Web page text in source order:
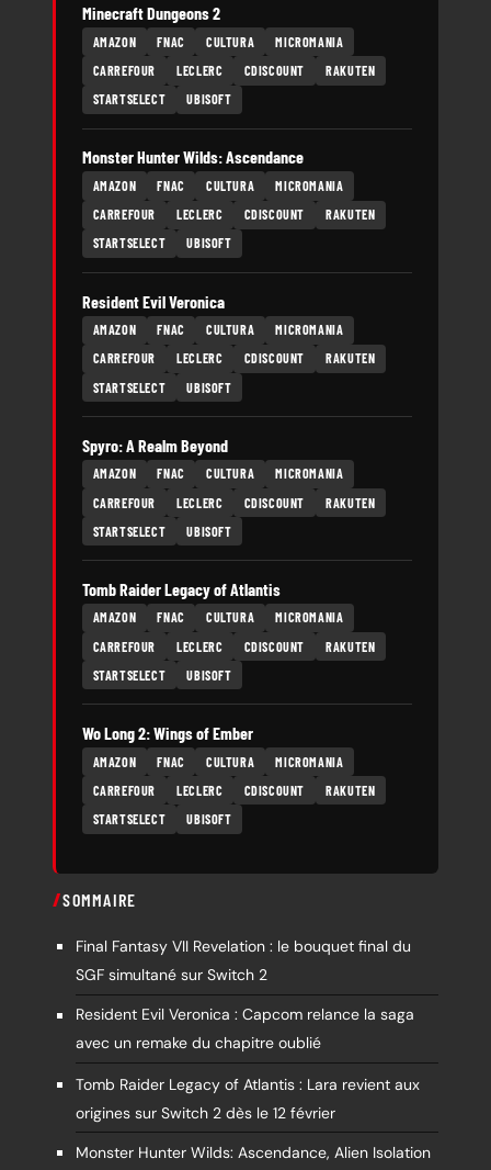
Minecraft Dungeons 2
AMAZON FNAC CULTURA
MICROMANIA
CARREFOUR
LECLERC CDISCOUNT
RAKUTEN
STARTSELECT
UBISOFT
Monster Hunter Wilds: Ascendance
AMAZON FNAC CULTURA
MICROMANIA
CARREFOUR
LECLERC CDISCOUNT
RAKUTEN
STARTSELECT
UBISOFT
Resident Evil Veronica
AMAZON FNAC CULTURA
MICROMANIA
CARREFOUR
LECLERC CDISCOUNT
RAKUTEN
STARTSELECT
UBISOFT
Spyro: A Realm Beyond
AMAZON FNAC CULTURA
MICROMANIA
CARREFOUR
LECLERC CDISCOUNT
RAKUTEN
STARTSELECT
UBISOFT
Tomb Raider Legacy of Atlantis
AMAZON FNAC CULTURA
MICROMANIA
CARREFOUR
LECLERC CDISCOUNT
RAKUTEN
STARTSELECT
UBISOFT
Wo Long 2: Wings of Ember
AMAZON FNAC CULTURA
MICROMANIA
CARREFOUR
LECLERC CDISCOUNT
RAKUTEN
STARTSELECT
UBISOFT
SOMMAIRE
Final Fantasy VII Revelation : le bouquet final du
SGF simultané sur Switch 2
Resident Evil Veronica : Capcom relance la saga
avec un remake du chapitre oublié
Tomb Raider Legacy of Atlantis : Lara revient aux
origines sur Switch 2 dès le 12 février
Monster Hunter Wilds: Ascendance, Alien Isolation